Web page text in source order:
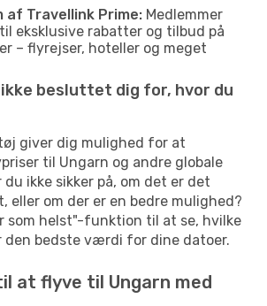
af Travellink Prime: Medlemmer
eksklusive rabatter og tilbud på
– flyrejser, hoteller og meget
besluttet dig for, hvor du
giver dig mulighed for at
til Ungarn og andre globale
ikke sikker på, om det er det
eller om der er en bedre mulighed?
som helst"-funktion til at se, hvilke
den bedste værdi for dine datoer.
at flyve til Ungarn med